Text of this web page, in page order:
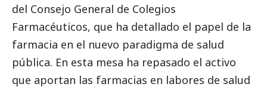
del Consejo General de Colegios
Farmacéuticos, que ha detallado el papel de la
farmacia en el nuevo paradigma de salud
pública. En esta mesa ha repasado el activo
que aportan las farmacias en labores de salud